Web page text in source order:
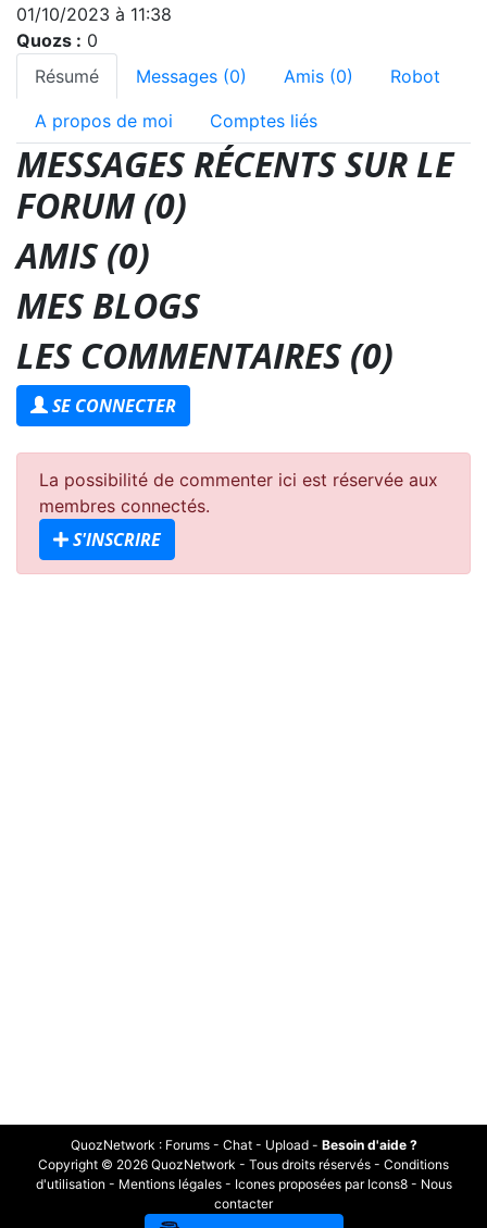
01/10/2023 à 11:38
Quozs : 0
Résumé
Messages (0) Amis (0) Robot
A propos de moi Comptes liés
MESSAGES RÉCENTS SUR LE
FORUM (0)
AMIS (0)
MES BLOGS
LES COMMENTAIRES (0)
SE CONNECTER
La possibilité de commenter ici est réservée aux
membres connectés.
S'INSCRIRE
QuozNetwork : Forums- Chat- Upload- Besoin d'aide ?
Copyright © 2026 QuozNetwork - Tous droits réservés - Conditions
d'utilisation - Mentions légales- Icones proposées par Icons8- Nous
contacter